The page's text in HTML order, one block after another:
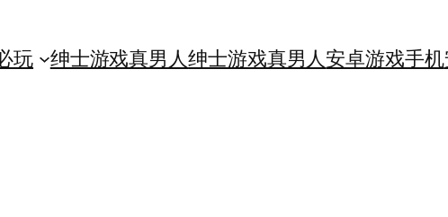
玩 绅士游戏真男人绅士游戏真男人安卓游戏手机